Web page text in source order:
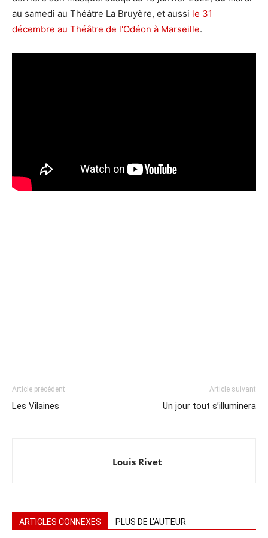
au samedi au Théâtre La Bruyère, et aussi le 31
décembre au Théâtre de l'Odéon à Marseille.
Article précédent
Les Vilaines
Article suivant
Un jour tout s’illuminera
Louis Rivet
ARTICLES CONNEXES PLUS DE L'AUTEUR